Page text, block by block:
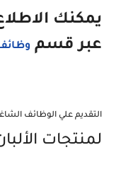
يمكنك
عبر قسم
التقديم علي الوظائف
لمنتجات